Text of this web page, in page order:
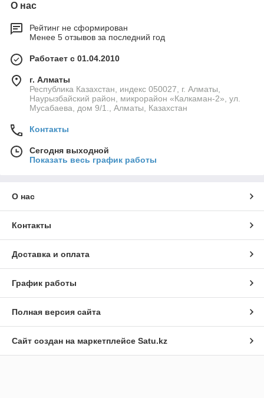
О нас
Рейтинг не сформирован
Менее 5 отзывов за последний год
Работает с 01.04.2010
г. Алматы
Республика Казахстан, индекс 050027, г. Алматы,
Наурызбайский район, микрорайон «Калкаман-2», ул.
Мусабаева, дом 9/1., Алматы, Казахстан
Контакты
Сегодня выходной
Показать весь график работы
О нас
Контакты
Доставка и оплата
График работы
Полная версия сайта
Сайт создан на маркетплейсе Satu.kz